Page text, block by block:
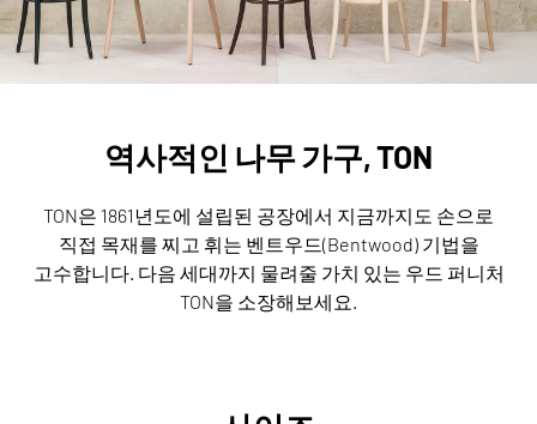
역사적인 나무 가구, TON
TON은 1861년도에 설립된 공장에서 지금까지도 손으로
직접 목재를 찌고 휘는 벤트우드(Bentwood) 기법을
고수합니다. 다음 세대까지 물려줄 가치 있는 우드 퍼니처
TON을 소장해보세요.